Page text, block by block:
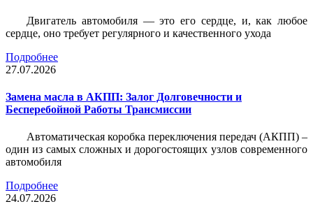
Двигатель автомобиля — это его сердце, и, как любое
сердце, оно требует регулярного и качественного ухода
Подробнее
27.07.2026
Замена масла в АКПП: Залог Долговечности и
Бесперебойной Работы Трансмиссии
Автоматическая коробка переключения передач (АКПП) –
один из самых сложных и дорогостоящих узлов современного
автомобиля
Подробнее
24.07.2026